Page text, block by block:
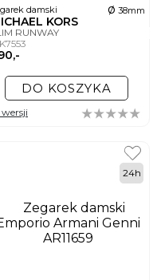
damski ø 38mm
KORS
RUNWAY
DO KOSZYKA
wersji
24h